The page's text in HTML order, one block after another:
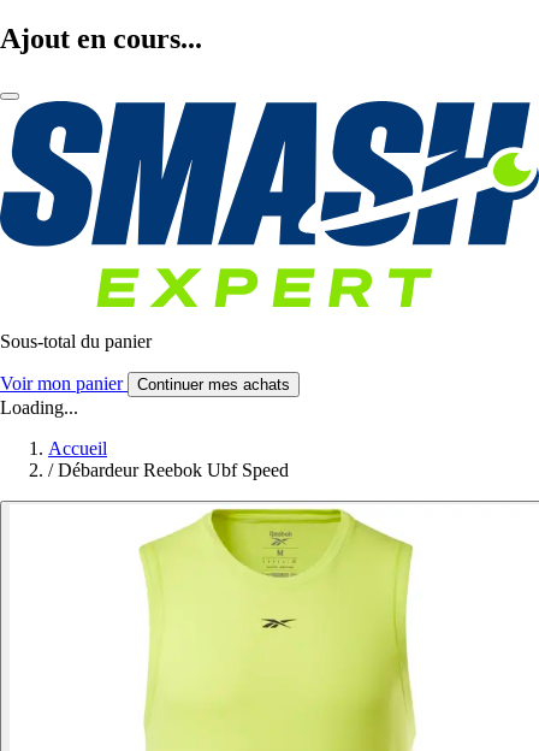
Ajout en cours...
Sous-total du panier
Voir mon panier Continuer mes achats
Loading...
Accueil
/ Débardeur Reebok Ubf Speed